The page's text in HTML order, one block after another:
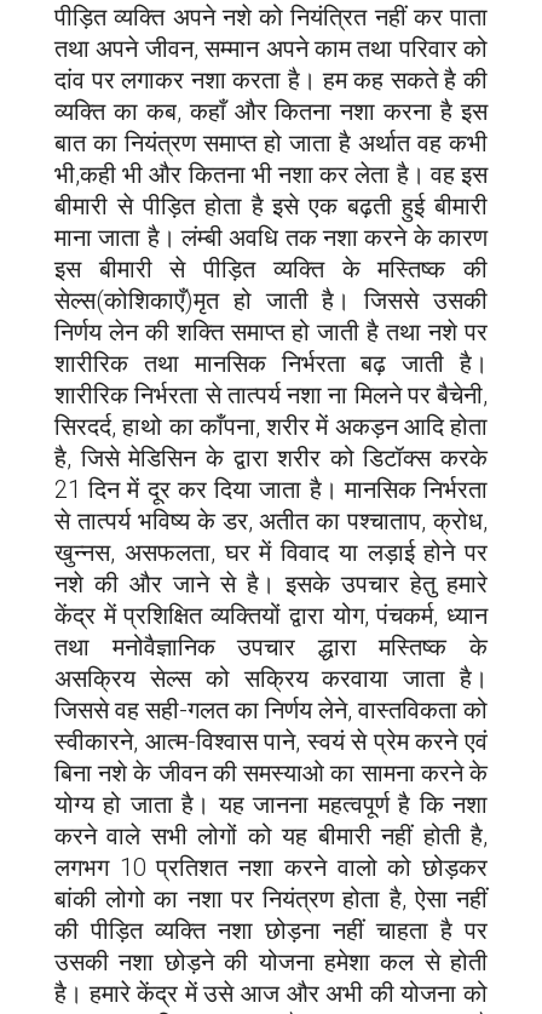
पीड़ित व्यक्ति अपने नशे को नियंत्रित नहीं कर पाता
तथा अपने जीवन, सम्मान अपने काम तथा परिवार को
दांव पर लगाकर नशा करता है। हम कह सकते है की
व्यक्ति का कब, कहाँ और कितना नशा करना है इस
बात का नियंत्रण समाप्त हो जाता है अर्थात वह कभी
भी,कही भी और कितना भी नशा कर लेता है। वह इस
बीमारी से पीड़ित होता है इसे एक बढ़ती हुई बीमारी
माना जाता है। लंम्बी अवधि तक नशा करने के कारण
इस बीमारी से पीड़ित व्यक्ति के मस्तिष्क की
सेल्स(कोशिकाएँ)मृत हो जाती है। जिससे उसकी
निर्णय लेन की शक्ति समाप्त हो जाती है तथा नशे पर
शारीरिक तथा मानसिक निर्भरता बढ़ जाती है।
शारीरिक निर्भरता से तात्पर्य नशा ना मिलने पर बैचेनी,
सिरदर्द, हाथो का काँपना, शरीर में अकड़न आदि होता
है, जिसे मेडिसिन के द्वारा शरीर को डिटॉक्स करके
21 दिन में दूर कर दिया जाता है। मानसिक निर्भरता
से तात्पर्य भविष्य के डर, अतीत का पश्चाताप, क्रोध,
खुन्नस, असफलता, घर में विवाद या लड़ाई होने पर
नशे की और जाने से है। इसके उपचार हेतु हमारे
केंद्र में प्रशिक्षित व्यक्तियों द्वारा योग, पंचकर्म, ध्यान
तथा मनोवैज्ञानिक उपचार द्धारा मस्तिष्क के
असक्रिय सेल्स को सक्रिय करवाया जाता है।
जिससे वह सही-गलत का निर्णय लेने, वास्तविकता को
स्वीकारने, आत्म-विश्वास पाने, स्वयं से प्रेम करने एवं
बिना नशे के जीवन की समस्याओ का सामना करने के
योग्य हो जाता है। यह जानना महत्वपूर्ण है कि नशा
करने वाले सभी लोगों को यह बीमारी नहीं होती है,
लगभग 10 प्रतिशत नशा करने वालो को छोड़कर
बांकी लोगो का नशा पर नियंत्रण होता है, ऐसा नहीं
की पीड़ित व्यक्ति नशा छोड़ना नहीं चाहता है पर
उसकी नशा छोड़ने की योजना हमेशा कल से होती
है। हमारे केंद्र में उसे आज और अभी की योजना को